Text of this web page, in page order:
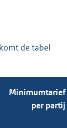
de tabel
Minimumtarief
per partij